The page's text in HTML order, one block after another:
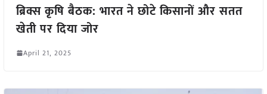
ब्रिक्स कृषि बैठक: भारत ने छोटे किसानों और सतत
खेती पर दिया जोर
April 21, 2025